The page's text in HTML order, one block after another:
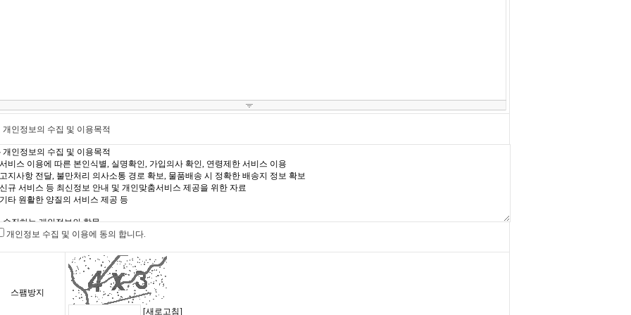
인정보의 수집 및 이용목적
개인정보 수집 및 이용에 동의 합니다.
스팸방지
[새로고침]